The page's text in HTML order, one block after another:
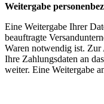
Weitergabe
Eine Weitergabe Ihrer
beauftragte
Waren notwendig ist.
Ihre Zahlungsdaten an
weiter. Eine Weitergabe